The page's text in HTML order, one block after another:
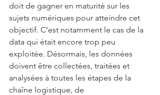
doit de gagner en maturité sur les
sujets numériques pour atteindre cet
objectif. C’est notamment le cas de la
data qui était encore trop peu
exploitée. Désormais, les données
doivent être collectées, traitées et
analysées à toutes les étapes de la
chaîne logistique, de